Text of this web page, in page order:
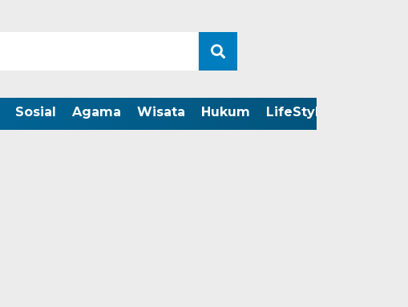
Sosial Agama Wisata Hukum LifeStyle